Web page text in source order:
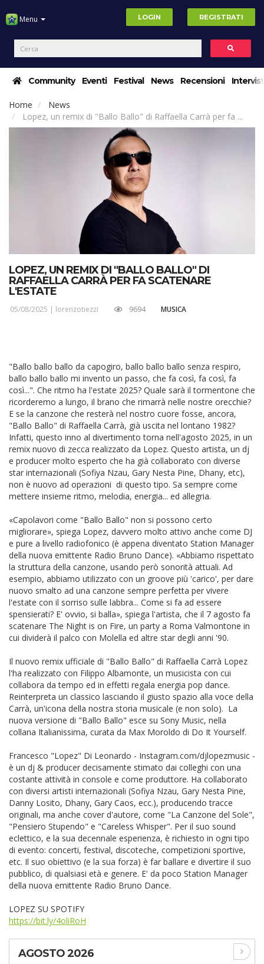
Menu LOGIN REGISTRATI
Community Eventi Festival News Recensioni
Home
News
Lopez, un remix di "Ballo Ballo" di Raffaella Carrà per fa ...
LOPEZ, UN REMIX DI "BALLO BALLO" DI
RAFFAELLA CARRÀ PER FA SCATENARE
L'ESTATE
05/08/2025 | lorenzotiezzi 9694 MUSICA
"Ballo ballo ballo da capogiro, ballo ballo ballo senza respiro,
ballo ballo ballo mi invento un passo, che fa così, fa così, fa
così...". Che ritmo ha l'estate 2025? Quale sarà il tormentone che
ricorderemo a lungo, il brano che rimarrà nelle nostre orecchie?
E se la canzone che resterà nel nostro cuore fosse, ancora,
"Ballo Ballo" di Raffaella Carrà, già uscita nel lontano 1982?
Infatti, questo inno al divertimento torna nell'agosto 2025, in un
remix nuovo di zecca realizzato da Lopez. Questo artista, un dj
e producer molto esperto che ha già collaborato con diverse
star internazionali (Sofiya Nzau, Gary Nesta Pine, Dhany, etc),
non è nuovo ad operazioni di questo tipo. Sa sempre come
mettere insieme ritmo, melodia, energia... ed allegria.
«Capolavori come "Ballo Ballo" non si possono certo
migliorare», spiega Lopez, davvero molto attivo anche come DJ
e pure a livello radiofonico (è appena diventato Station Manager
della nuova emittente Radio Bruno Dance). «Abbiamo rispettato
la struttura della canzone, usando però sonorità attuali. Ad
esempio, abbiamo utilizzato con un groove più 'carico', per dare
nuovo smalto ad una canzone sempre perfetta per vivere
l'estate con il sorriso sulle labbra... Come si fa ad essere
spensierati? E' ovvio, si balla», spiega l'artista, che il 7 agosto fa
scatenare The Night is on Fire, un party a Roma Valmontone in
cui dividerà il palco con Molella ed altre star degli anni '90.
Il nuovo remix ufficiale di "Ballo Ballo" di Raffaella Carrà Lopez
l'ha realizzato con Filippo Albamonte, un musicista con cui
collabora da tempo ed in effetti regala energia pop dance.
Reinterpreta un classico lasciando il giusto spazio alla voce della
Carrà, un'icona della nostra storia musicale (e non solo). La
nuova versione di "Ballo Ballo" esce su Sony Music, nella
collana Italianissima, curata da Max Moroldo di Do It Yourself.
Francesco "Lopez" Di Leonardo - Instagram.com/djlopezmusic -
è un dj & producer decisamente stimato dai colleghi con una
costante attività in console e come produttore. Ha collaborato
con diversi artisti internazionali (Sofiya Nzau, Gary Nesta Pine,
Danny Losito, Dhany, Gary Caos, ecc.), producendo tracce
originali, ma anche cover d'autore, come "La Canzone del Sole",
"Pensiero Stupendo" e "Careless Whisper". Per il suo sound
eclettico, e la sua decennale esperienza, è richiesto in ogni tipo
di evento: concerti, festival, discoteche, competizioni sportive,
etc. Il suo obiettivo (e la sua forza) è far ballare e divertire il suo
pubblico, di qualsiasi età e genere. E' da poco Station Manager
della nuova emittente Radio Bruno Dance.
LOPEZ SU SPOTIFY
https://bit.ly/4oliRoH
AGOSTO 2026